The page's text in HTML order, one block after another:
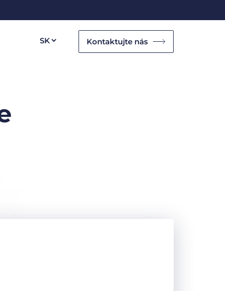
Kontaktujte nás